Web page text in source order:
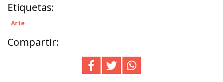
Etiquetas:
Arte
Compartir: